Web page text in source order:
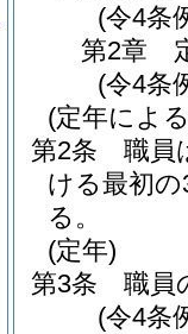
(令4条
第2章
(令4条
(定年によ
第2条
職員
ける最初の
る。
(定年)
第3条
職員
(令4条